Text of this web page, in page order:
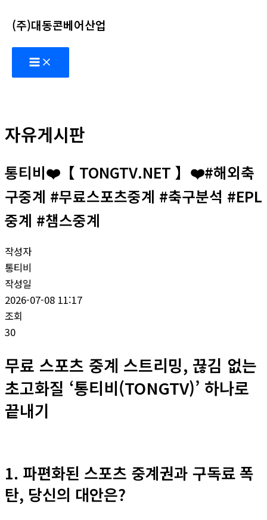
텐
츠
건
기
(주)대동콘베어산업
Main
Menu
자유게시판
통티비❤️【 TONGTV.NET 】❤️#해외축
구중계 #무료스포츠중계 #축구분석 #EPL
중계 #챔스중계
작성자
통티비
작성일
2026-07-08 11:17
조회
30
무료 스포츠 중계 스트리밍, 끊김 없는
초고화질 ‘통티비(TONGTV)’ 하나로
끝내기
1. 파편화된 스포츠 중계권과 구독료 폭
탄, 당신의 대안은?